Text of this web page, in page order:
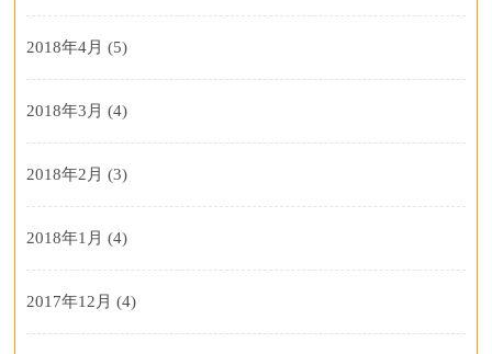
2018年4月 (5)
2018年3月 (4)
2018年2月 (3)
2018年1月 (4)
2017年12月 (4)